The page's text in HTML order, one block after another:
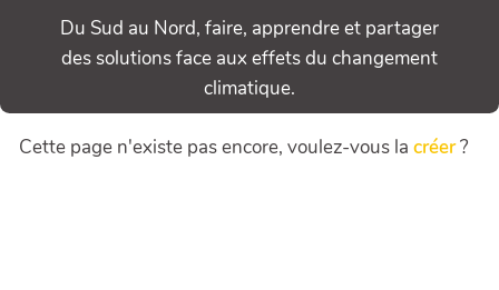
Du Sud au Nord, faire, apprendre et partager
des solutions face aux effets du changement
climatique.
Cette page n'existe pas encore, voulez-vous la créer?